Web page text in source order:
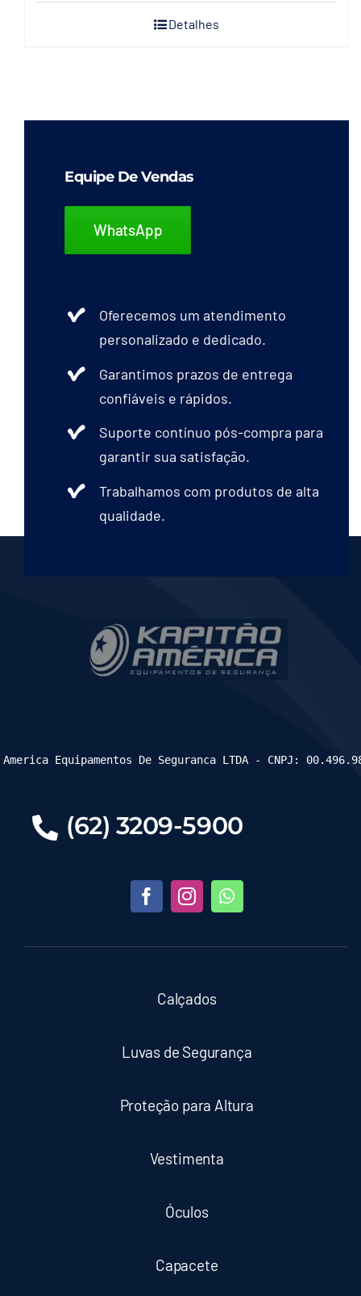
Detalhes
Equipe De Vendas
WhatsApp
Oferecemos um atendimento
personalizado e dedicado.
Garantimos prazos de entrega
confiáveis e rápidos.
Suporte contínuo pós-compra para
garantir sua satisfação.
Trabalhamos com produtos de alta
qualidade.
(62) 3209-5900
Calçados
Luvas de Segurança
Proteção para Altura
Vestimenta
Óculos
Capacete
Equipamentos De Seguranca LTDA - CNPJ: